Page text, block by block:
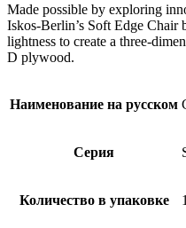
Made possible by exploring
Iskos-Berlin’s Soft Edge Chair
lightness to create a three-
D plywood.
Наименование на русском
Серия
Количество в упаковке